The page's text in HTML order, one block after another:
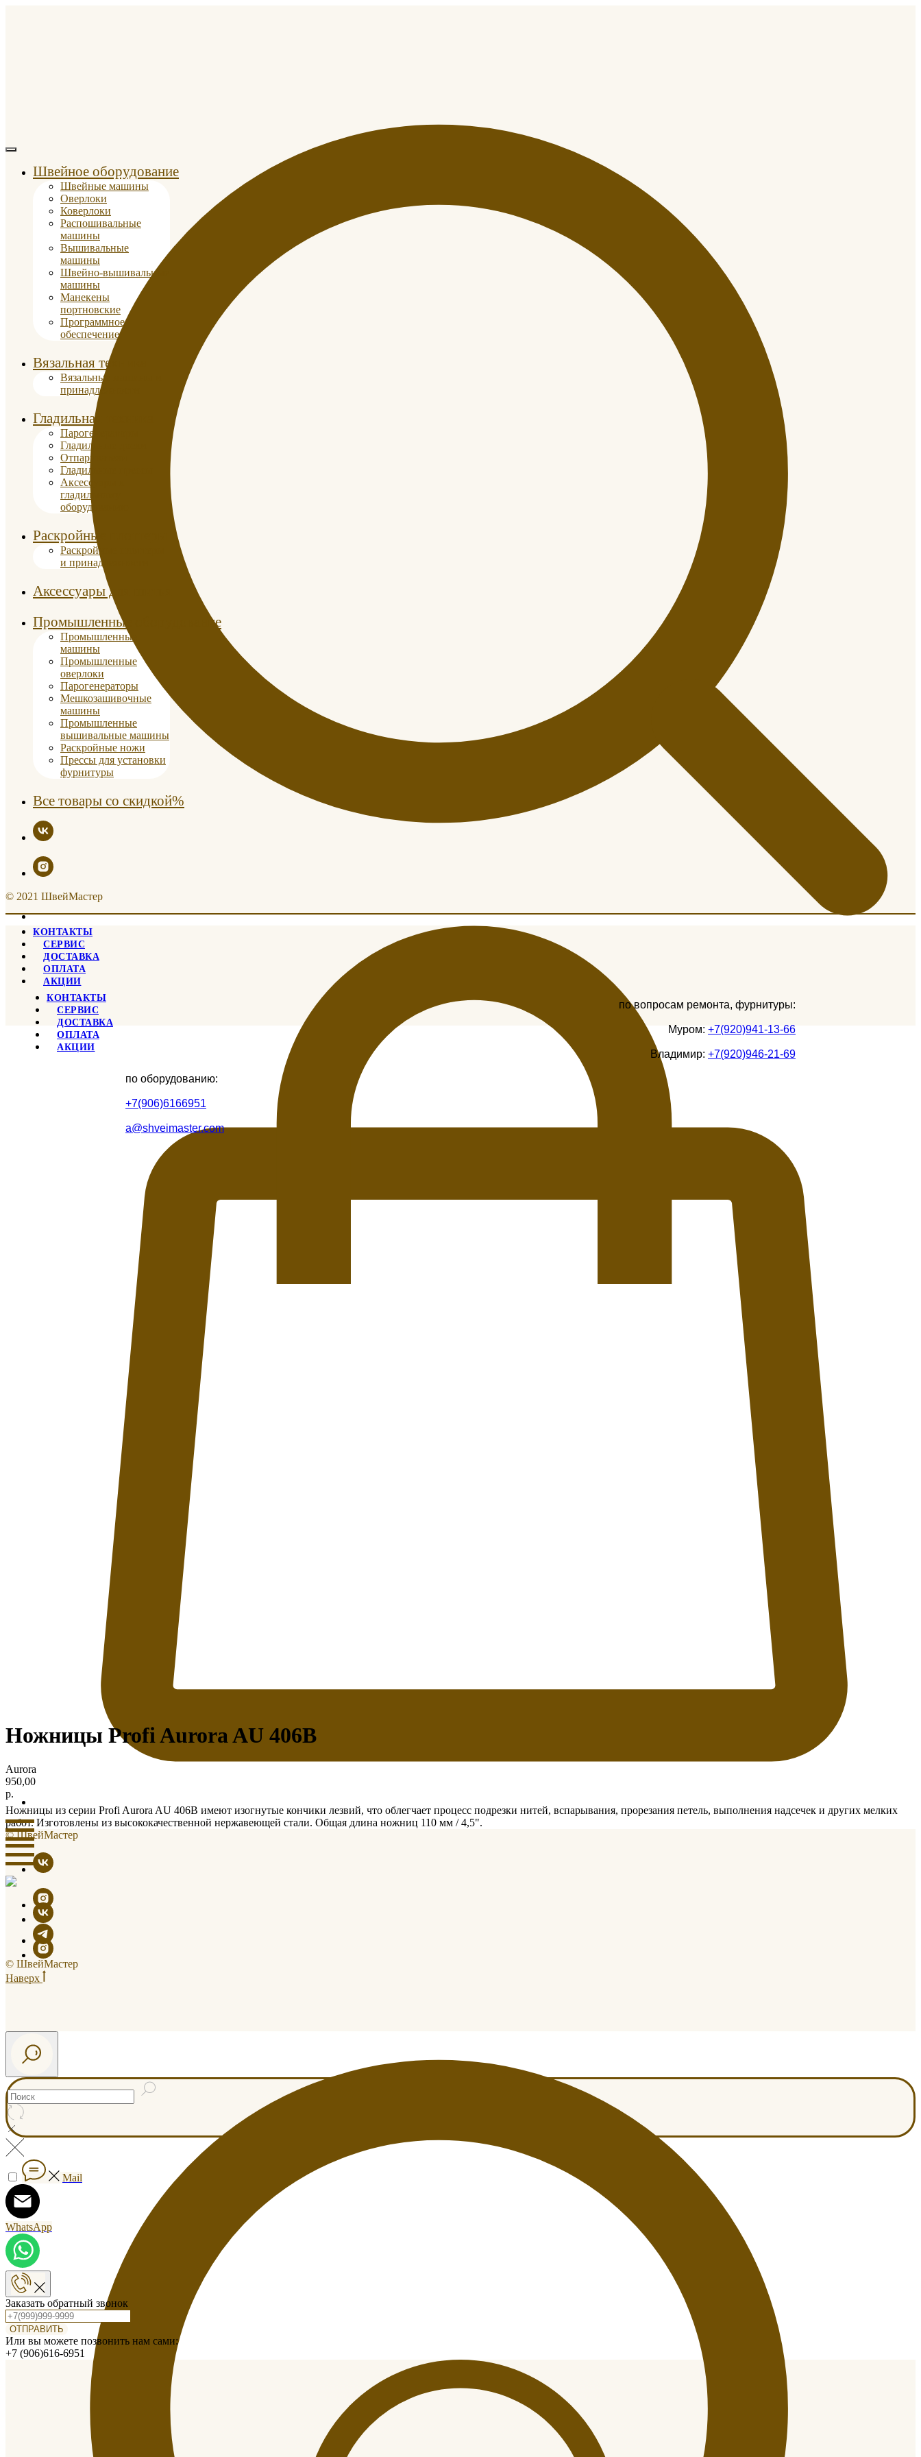
Швейное оборудование
Швейные машины
Оверлоки
Коверлоки
Распошивальные
машины
Вышивальные
машины
Швейно-вышивальные
машины
Манекены
портновские
Программное
обеспечение
Вязальная техника
Вязальные машины и
принадлежности
Гладильная техника
Парогенераторы
Гладильные доски
Отпариватели
Гладильные прессы
Аксессуары к
гладильному
оборудованию
Раскройные плоттеры
Раскройные плоттеры
и принадлежности
Аксессуары для шитья
Промышленные оборудование
Промышленные
машины
Промышленные
оверлоки
Парогенераторы
Мешкозашивочные
машины
Промышленные
вышивальные машины
Раскройные ножи
Прессы для установки
фурнитуры
Все товары со скидкой%
© 2021 ШвейМастер
КОНТАКТЫ
СЕРВИС
ДОСТАВКА
ОПЛАТА
АКЦИИ
по вопросам ремонта, фурнитуры:
Муром: +7(920)941-13-66
Владимир: +7(920)946-21-69
по оборудованию:
+7(906)6166951
a@shveimaster.com
КОНТАКТЫ
СЕРВИС
ДОСТАВКА
ОПЛАТА
АКЦИИ
Ножницы Profi Aurora AU 406B
Aurora
950,00
р.
Ножницы из серии Profi Aurora AU 406B имеют изогнутые кончики лезвий, что облегчает процесс подрезки нитей, вспарывания, прорезания петель, выполнения надсечек и других мелких
работ. Изготовлены из высококачественной нержавеющей стали. Общая длина ножниц 110 мм / 4,5".
© ШвейМастер
© ШвейМастер
Наверх
Mail
WhatsApp
Заказать обратный звонок
ОТПРАВИТЬ
Или вы можете позвонить нам сами:
+7 (906)616-6951